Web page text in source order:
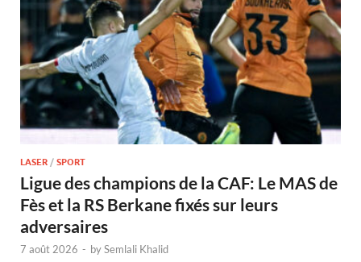
LASER / SPORT
Ligue des champions de la CAF: Le MAS de
Fès et la RS Berkane fixés sur leurs
adversaires
7 août 2026 - bySemlali Khalid